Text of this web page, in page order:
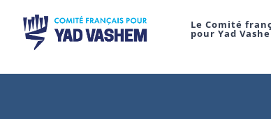
Le Comité
pour Yad